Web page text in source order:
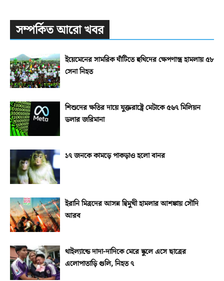
সম্পর্কিত আরো খবর
ইয়েমেনের সামরিক ঘাঁটিতে হুথিদের ক্ষেপণাস্ত্র হামলায় ৫৮
সেনা নিহত
শিশুদের ক্ষতির দায়ে যুক্তরাষ্ট্রে মেটাকে ৫৬৭ মিলিয়ন
ডলার জরিমানা
১৭ জনকে কামড়ে পাকড়াও হলো বানর
ইরানি মিত্রদের আসন্ন দ্বিমুখী হামলার আশঙ্কায় সৌদি
আরব
থাইল্যান্ডে দাদা-দাদিকে মেরে স্কুলে এসে ছাত্রের
এলোপাতাড়ি গুলি, নিহত ৭